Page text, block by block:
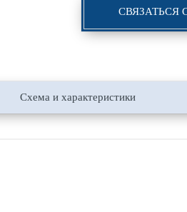
СВЯЗАТЬСЯ
Схема и характеристики